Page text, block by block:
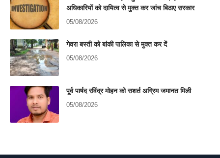
अधिकारियों को दायित्व से मुक्त कर जांच बिठाए सरकार
05/08/2026
गेवरा बस्ती को बांकी पालिका से मुक्त कर दें
05/08/2026
पूर्व पार्षद रविंद्र मोहन को सशर्त अग्रिम जमानत मिली
05/08/2026